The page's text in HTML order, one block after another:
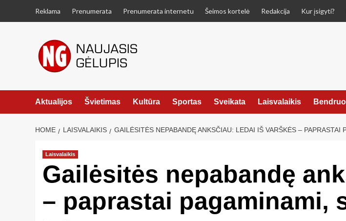
Reklama Prenumerata Prenumerata internetu Šeimos kortelė Redakcija Kur įsigyti?
Aktualijos Švietimas Kultūra Sportas Sveikata Laisvalaikis
HOME LAISVALAIKIS GAILĖSITĖS NEPABANDĘ ANKSČIAU: LEDAI IŠ VARŠKĖS – PAPRASTAI
Laisvalaikis
Gailėsitės nepabandę
– paprastai pagaminami,